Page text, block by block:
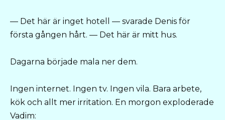
— Det här är inget hotell — svarade Denis för
första gången hårt. — Det här är mitt hus.
Dagarna började mala ner dem.
Ingen internet. Ingen tv. Ingen vila. Bara arbete,
kök och allt mer irritation. En morgon exploderade
Vadim: